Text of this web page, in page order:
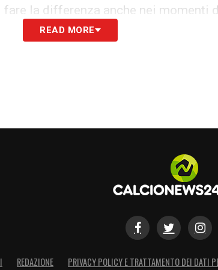
la differenza anche nei momenti
essere ufficializzata nei
anche in Europa e sono pronti a
potrebbe essere solo il primo di
READ MORE
REDAZIONE PRIVACY POLICY E TRATTAMENTO DEI DATI